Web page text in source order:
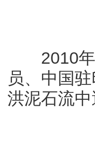
2010年8
员、中国
洪泥石流中